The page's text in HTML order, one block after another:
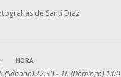
de Santi Diaz
HORA
(Sábado) 22:30 - 16 (Domingo) 1:00